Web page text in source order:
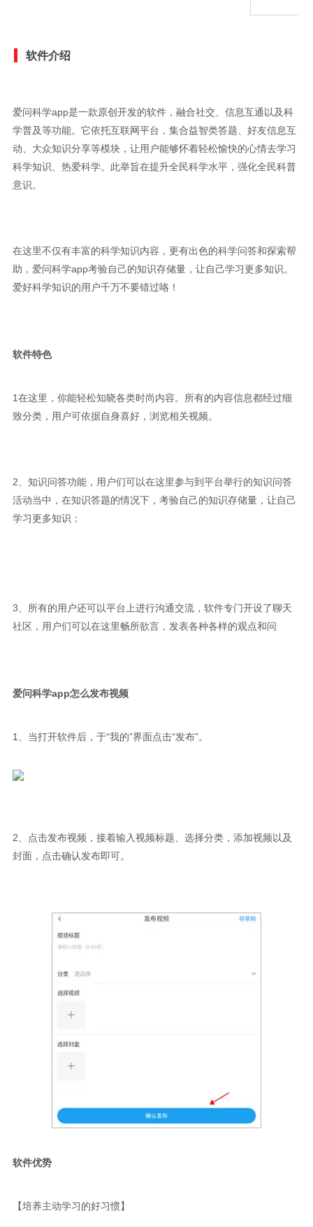
软件介绍
爱问科学app是一款原创开发的软件，融合社交、信息互通以及科
学普及等功能。它依托互联网平台，集合益智类答题、好友信息互
动、大众知识分享等模块，让用户能够怀着轻松愉快的心情去学习
科学知识、热爱科学。此举旨在提升全民科学水平，强化全民科普
意识。
在这里不仅有丰富的科学知识内容，更有出色的科学问答和探索帮
助，爱问科学app考验自己的知识存储量，让自己学习更多知识。
爱好科学知识的用户千万不要错过咯！
软件特色
1在这里，你能轻松知晓各类时尚内容。所有的内容信息都经过细
致分类，用户可依据自身喜好，浏览相关视频。
2、知识问答功能，用户们可以在这里参与到平台举行的知识问答
活动当中，在知识答题的情况下，考验自己的知识存储量，让自己
学习更多知识；
3、所有的用户还可以平台上进行沟通交流，软件专门开设了聊天
社区，用户们可以在这里畅所欲言，发表各种各样的观点和问
爱问科学app怎么发布视频
1、当打开软件后，于“我的”界面点击“发布”。
2、点击发布视频，接着输入视频标题、选择分类，添加视频以及
封面，点击确认发布即可。
软件优势
【培养主动学习的好习惯】